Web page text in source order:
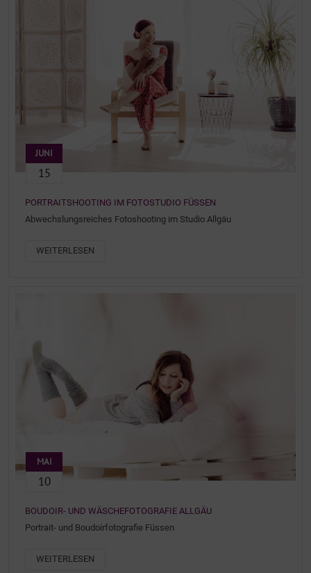
JUNI
15
PORTRAITSHOOTING IM FOTOSTUDIO FÜSSEN
Abwechslungsreiches Fotoshooting im Studio Allgäu
WEITERLESEN
MAI
10
BOUDOIR- UND WÄSCHEFOTOGRAFIE ALLGÄU
Portrait- und Boudoirfotografie Füssen
WEITERLESEN